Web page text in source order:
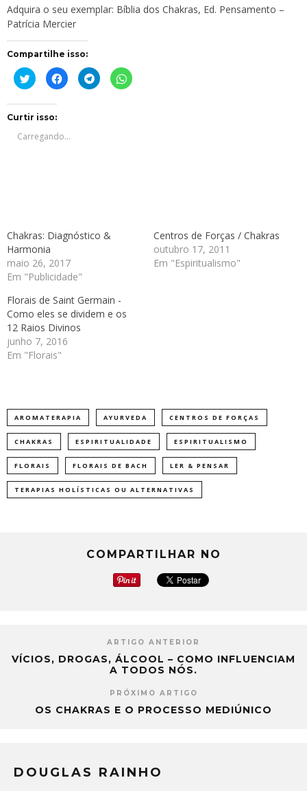
Adquira o seu exemplar: Bíblia dos Chakras, Ed. Pensamento –
Patrícia Mercier
Compartilhe isso:
Clique
para
compartilhar
em
janela)
Clique
para
compartilhar
janela)
Clique
para
compartilhar
Clique
para
Curtir isso:
Carregando...
Chakras: Diagnóstico &
Harmonia
maio 26, 2017
Em "Publicidade"
Centros de Forças / Chakras
outubro 17, 2011
Em "Espiritualismo"
Florais de Saint Germain -
Como eles se dividem e os
12 Raios Divinos
junho 7, 2016
Em "Florais"
AROMATERAPIA AYURVEDA CENTROS DE FORÇAS
CHAKRAS ESPIRITUALIDADE ESPIRITUALISMO
FLORAIS FLORAIS DE BACH LER & PENSAR
TERAPIAS HOLÍSTICAS OU ALTERNATIVAS
COMPARTILHAR NO
ARTIGO ANTERIOR
VÍCIOS, DROGAS, ÁLCOOL – COMO INFLUENCIAM
A TODOS NÓS.
PRÓXIMO ARTIGO
OS CHAKRAS E O PROCESSO MEDIÚNICO
DOUGLAS RAINHO